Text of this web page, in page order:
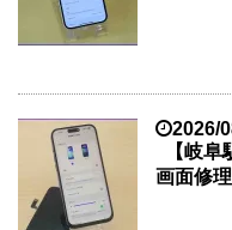
2026/
【岐
画面修